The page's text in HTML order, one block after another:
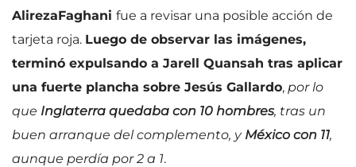
AlirezaFaghani fue a revisar una posible acción de
tarjeta roja. Luego de observar las imágenes,
terminó expulsando a Jarell Quansah tras aplicar
una fuerte plancha sobre Jesús Gallardo, por lo
que Inglaterra quedaba con 10 hombres, tras un
buen arranque del complemento, y México con 11,
aunque perdía por 2 a 1.